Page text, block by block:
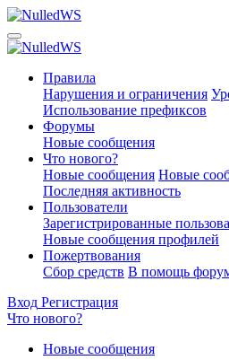
Правила
Нарушения и ограничения
Использование префиксов
Форумы
Новые сообщения
Что нового?
Новые сообщения Новые
Последняя активность
Пользователи
Зарегистрированные
Новые сообщения профилей
Пожертвования
Сбор средств В помощь
Вход Регистрация
Что нового?
Новые сообщения